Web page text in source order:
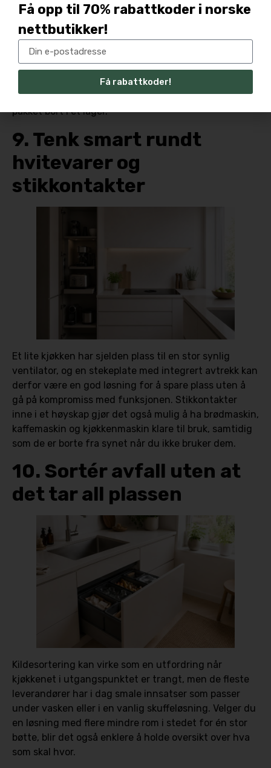
En oppbevaringstavle eller noen enkle kroker på
veggen er en rimelig og effektiv måte å frigjøre
skuffeplass på. Sleiver, sakser og kjøkkenhåndklær kan
henge synlig og lett tilgjengelig, mens skuffene under
får plass til alt annet. Dette gir også kjøkkenet et
personlig og levd preg, fremfor å se ut som det er
pakket bort i et lager.
9. Tenk smart rundt
hvitevarer og
stikkontakter
Et lite kjøkken har sjelden plass til en stor synlig
ventilator, og en stekeplate med integrert avtrekk kan
derfor være en god løsning for å spare plass uten å
gå på kompromiss med funksjonen. Stikkontakter
inne i et høyskap gjør det også mulig å ha brødmaskin,
kaffemaskin og kjøkkenmaskin klare til bruk, samtidig
som de er borte fra synet når du ikke bruker dem.
10. Sortér avfall uten at
det tar all plassen
Kildesortering kan virke som en utfordring når
kjøkkenet i utgangspunktet er trangt, men de fleste
leverandører har i dag smale innsatser som passer
under vasken eller i en vanlig skuffeløsning. Velger du
en løsning med flere mindre rom i stedet for én stor
bøtte, blir det også enklere å holde oversikt over hva
som skal hvor.
Få opp til 70% rabattkoder i norske
nettbutikker!
Få rabattkoder!